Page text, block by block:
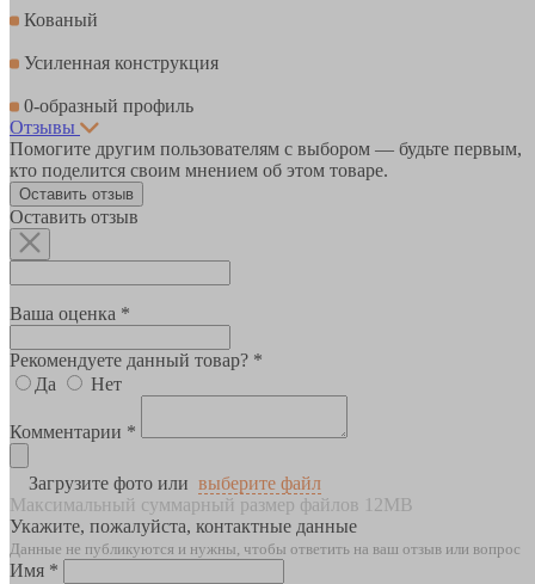
Кованый
Усиленная конструкция
0-образный профиль
Отзывы
Помогите другим пользователям с выбором — будьте первым,
кто поделится своим мнением об этом товаре.
Оставить отзыв
Оставить отзыв
Ваша оценка *
Рекомендуете данный товар? *
Да
Нет
Комментарии *
Загрузите фото или выберите файл
Максимальный суммарный размер файлов 12MB
Укажите, пожалуйста, контактные данные
Данные не публикуются и нужны, чтобы ответить на ваш отзыв или вопрос
Имя *